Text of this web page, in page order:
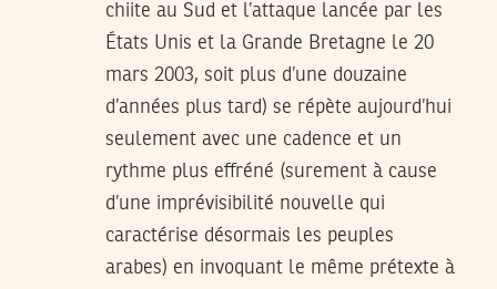
chiite au Sud et l’attaque lancée par les
États Unis et la Grande Bretagne le 20
mars 2003, soit plus d’une douzaine
d’années plus tard) se répète aujourd’hui
seulement avec une cadence et un
rythme plus effréné (surement à cause
d’une imprévisibilité nouvelle qui
caractérise désormais les peuples
arabes) en invoquant le même prétexte à